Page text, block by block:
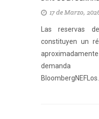
17 de Marzo,
Las reservas
constituyen un
demanda
BloombergNEFLos...